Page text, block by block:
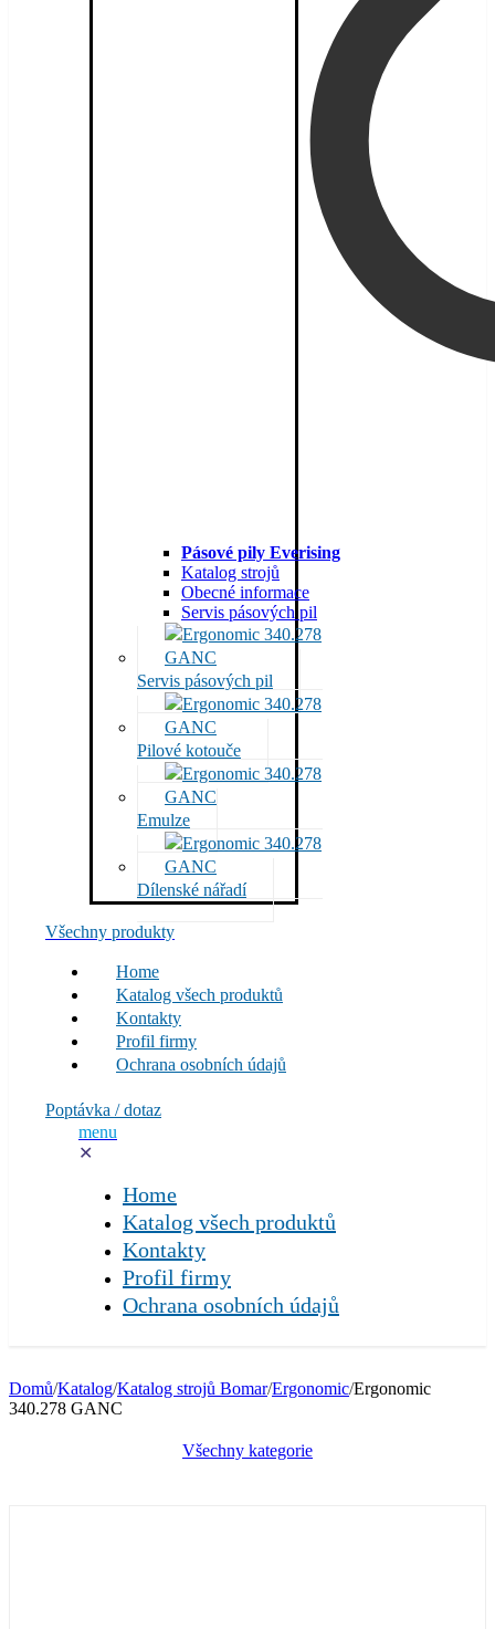
Pásové pily Everising
Katalog strojů
Obecné informace
Servis pásových pil
Servis pásových pil
Pilové kotouče
Emulze
Dílenské nářadí
Všechny produkty
Home
Katalog všech produktů
Kontakty
Profil firmy
Ochrana osobních údajů
Poptávka / dotaz
menu
✕
Home
Katalog všech produktů
Kontakty
Profil firmy
Ochrana osobních údajů
Domů/Katalog/Katalog strojů Bomar/Ergonomic/Ergonomic
340.278 GANC
Všechny kategorie